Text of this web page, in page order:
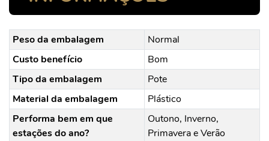
Peso da embalagem
Normal
Custo benefício
Bom
Tipo da embalagem
Pote
Material da embalagem
Plástico
Performa bem em que
estações do ano?
Outono, Inverno,
Primavera e Verão